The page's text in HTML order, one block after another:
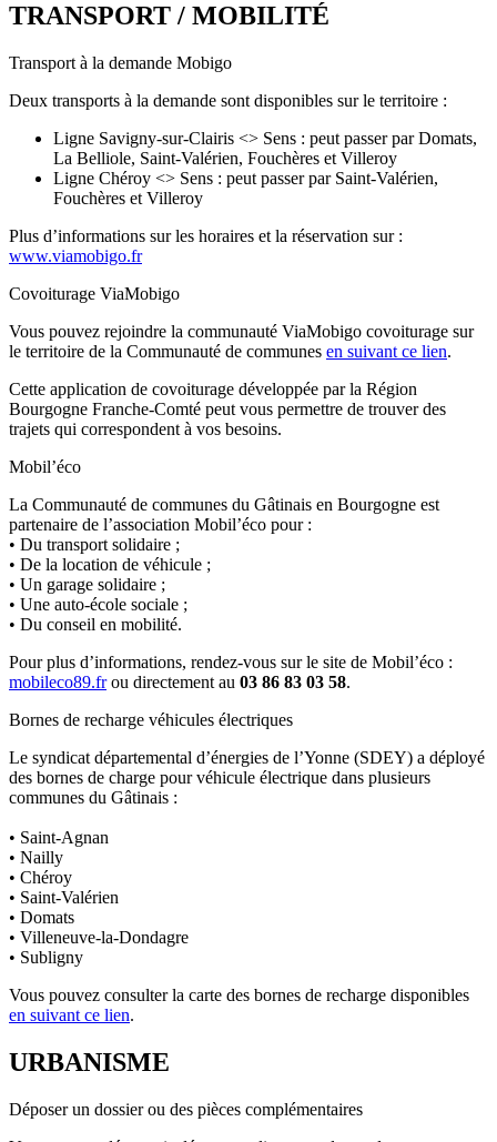
TRANSPORT / MOBILITÉ
Transport à la demande Mobigo
Deux transports à la demande sont disponibles sur le territoire :
Ligne Savigny-sur-Clairis <> Sens : peut passer par Domats,
La Belliole, Saint-Valérien, Fouchères et Villeroy
Ligne Chéroy <> Sens : peut passer par Saint-Valérien,
Fouchères et Villeroy
Plus d’informations sur les horaires et la réservation sur :
www.viamobigo.fr
Covoiturage ViaMobigo
Vous pouvez rejoindre la communauté ViaMobigo covoiturage sur
le territoire de la Communauté de communes en suivant ce lien.
Cette application de covoiturage développée par la Région
Bourgogne Franche-Comté peut vous permettre de trouver des
trajets qui correspondent à vos besoins.
Mobil’éco
La Communauté de communes du Gâtinais en Bourgogne est
partenaire de l’association Mobil’éco pour :
• Du transport solidaire ;
• De la location de véhicule ;
• Un garage solidaire ;
• Une auto-école sociale ;
• Du conseil en mobilité.
Pour plus d’informations, rendez-vous sur le site de Mobil’éco :
mobileco89.frou directement au 03 86 83 03 58.
Bornes de recharge véhicules électriques
Le syndicat départemental d’énergies de l’Yonne (SDEY) a déployé
des bornes de charge pour véhicule électrique dans plusieurs
communes du Gâtinais :
• Saint-Agnan
• Nailly
• Chéroy
• Saint-Valérien
• Domats
• Villeneuve-la-Dondagre
• Subligny
Vous pouvez consulter la carte des bornes de recharge disponibles
en suivant ce lien.
URBANISME
Déposer un dossier ou des pièces complémentaires